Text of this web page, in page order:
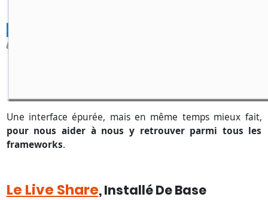
Une interface épurée, mais en même temps mieux fait,
pour nous aider à nous y retrouver parmi tous les
frameworks.
Le Live Share, Installé De Base